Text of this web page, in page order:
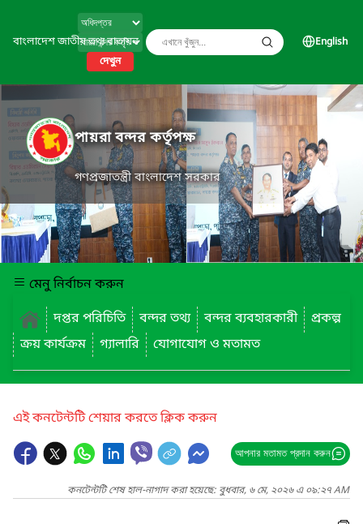
বাংলাদেশ জাতীয় তথ্য বাতায়ন
দেখুন
English
পায়রা বন্দর কর্তৃপক্ষ
গণপ্রজাতন্ত্রী বাংলাদেশ সরকার
মেনু নির্বাচন করুন
দপ্তর পরিচিতি
বন্দর তথ্য বন্দর ব্যবহারকারী
প্রকল্প
ক্রয় কার্যক্রম
গ্যালারি যোগাযোগ ও মতামত
এই কনটেন্টটি শেয়ার করতে ক্লিক করুন
আপনার মতামত প্রদান করুন
কনটেন্টটি শেষ হাল-নাগাদ করা হয়েছে: বুধবার, ৬ মে, ২০২৬ এ ০৯:২৭ AM